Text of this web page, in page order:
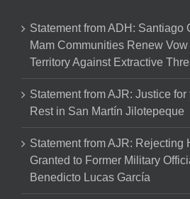
Statement from ADH: Santiago
Mam Communities Renew
Territory Against Extractive
Statement from AJR: Justice
Rest in San Martín Jilotepeque
Statement from AJR: Rejecting
Granted to Former Military
Benedicto Lucas García